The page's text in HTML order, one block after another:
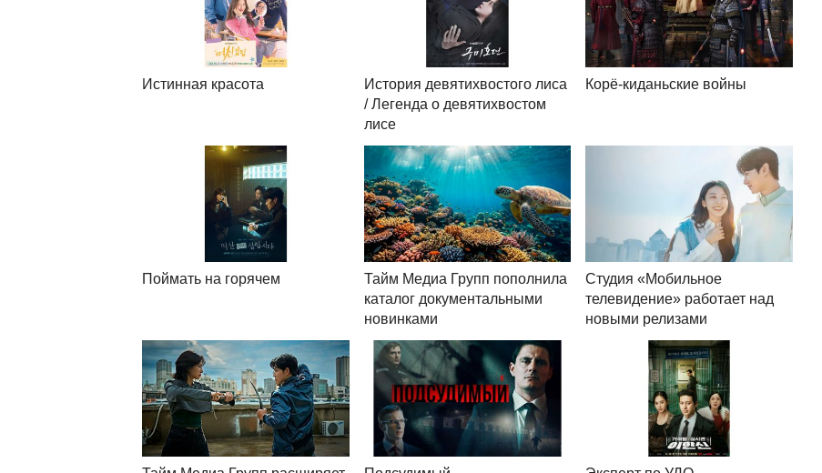
Истинная красота
История девятихвостого лиса
/ Легенда о девятихвостом
лисе
Корё-киданьские войны
Поймать на горячем
Тайм Медиа Групп пополнила
каталог документальными
новинками
Студия «Мобильное
телевидение» работает над
новыми релизами